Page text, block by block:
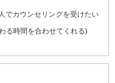
でカウンセリングを受けたい
る時間を合わせてくれる)